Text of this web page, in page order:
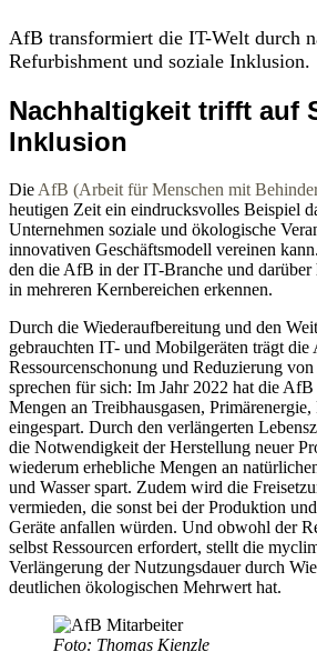
AfB transformiert die IT-Welt durch
Refurbishment und soziale Inklusion.
Nachhaltigkeit trifft auf
Inklusion
Die AfB (Arbeit für Menschen mit
heutigen Zeit ein eindrucksvolles Beispiel
Unternehmen soziale und ökologische
innovativen Geschäftsmodell vereinen
den die AfB in der IT-Branche und darüber
in mehreren Kernbereichen erkennen.
Durch die Wiederaufbereitung und den
gebrauchten IT- und Mobilgeräten trägt
Ressourcenschonung und Reduzierung
sprechen für sich: Im Jahr 2022 hat die
Mengen an Treibhausgasen,
eingespart. Durch den verlängerten
die Notwendigkeit der Herstellung neuer
wiederum erhebliche Mengen an
und Wasser spart. Zudem wird die
vermieden, die sonst bei der Produktion
Geräte anfallen würden. Und obwohl der
selbst Ressourcen erfordert, stellt die
Verlängerung der Nutzungsdauer durch
deutlichen ökologischen Mehrwert hat.
Foto: Thomas Kienzle